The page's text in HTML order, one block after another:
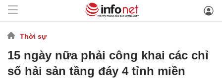
Thời sự
15 ngày nữa phải công khai các chỉ
số hải sản tầng đáy 4 tỉnh miền